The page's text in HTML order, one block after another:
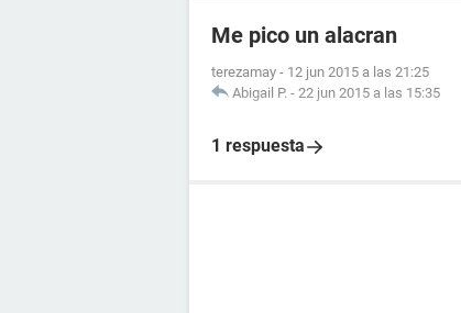
Me pico un alacran
terezamay - 12 jun 2015 a las 21:25
Abigail P. - 22 jun 2015 a las 15:35
1 respuesta